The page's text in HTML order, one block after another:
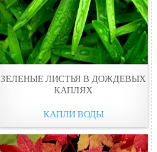
ЗЕЛЕНЫЕ ЛИСТЬЯ В ДОЖДЕВЫХ
КАПЛЯХ
КАПЛИ ВОДЫ